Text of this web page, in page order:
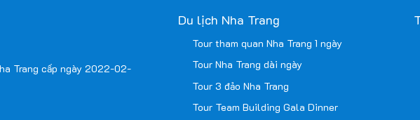
Trang cấp ngày 2022-02-
Du lịch Nha Trang
Tour tham quan Nha Trang 1 ngày
Tour Nha Trang dài ngày
Tour 3 đảo Nha Trang
Tour Team Building Gala Dinner